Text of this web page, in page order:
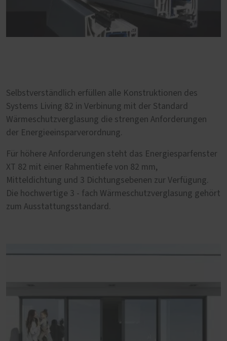
Selbstverständlich erfüllen alle Konstruktionen des
Systems Living 82 in Verbinung mit der Standard
Wärmeschutzverglasung die strengen Anforderungen
der Energieeinsparverordnung.
Für höhere Anforderungen steht das Energiesparfenster
XT 82 mit einer Rahmentiefe von 82 mm,
Mitteldichtung und 3 Dichtungsebenen zur Verfügung.
Die hochwertige 3 - fach Wärmeschutzverglasung gehört
zum Ausstattungsstandard.